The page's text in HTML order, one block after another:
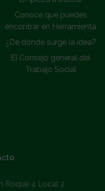
Conoce que puedes
encontrar en Herramienta
¿De dónde surge la idea?
El Consejo general del
Trabajo Social
Roque 4 Local 2